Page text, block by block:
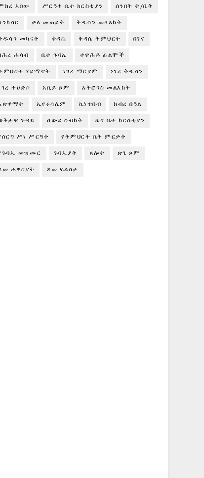
አበው ሥርዓተ ቤተ ክርስቲያን ሰንበት ት/ቤት
ቃለ መጠይቅ ቅዱሳን መላእክት
መካናት ቅዳሴ ቅዳሴ ትምህርት በገና
ሐሳብ ቤተ ጉባኤ ተዋሕዶ ፊልሞች
ሃይማኖት ነገረ ማርያም ነገረ ቅዱሳን
ተሀድሶ አቢይ ጾም አትሮንስ መልእክት
ኢየሩሳሌም ኪነጥበብ ክብረ በዓል
ጉዳይ ዐውደ ስብከት ዜና ቤተ ክርስቲያን
ሥነ ሥርዓት የትምህርት ቤት ምርቃት
መዝሙር ጉባኤያት ጸሎት ጽጌ ጾም
ሐዋርያት ጾመ ፍልሰታ